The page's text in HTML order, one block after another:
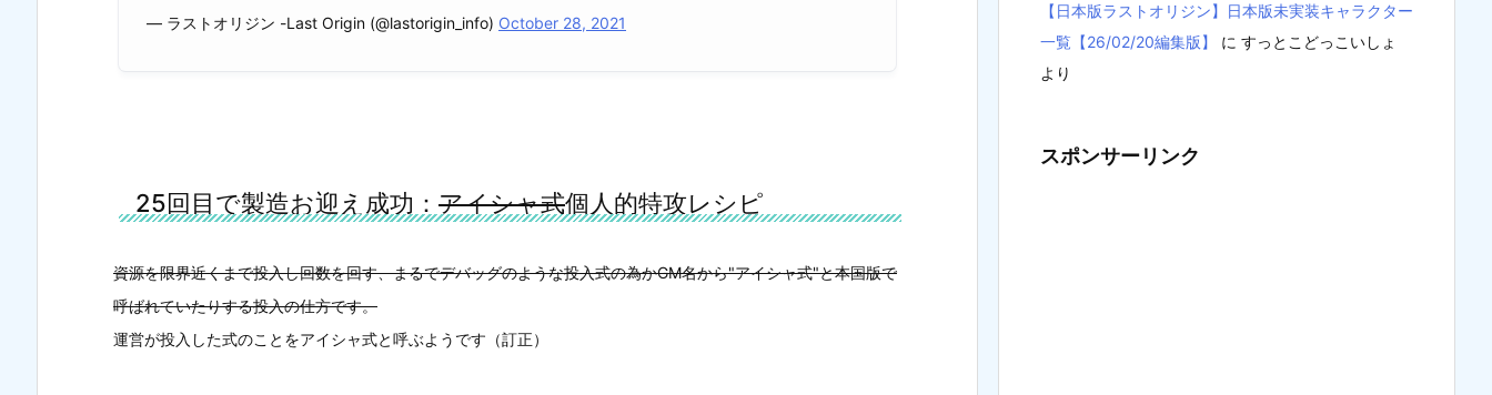
— ラストオリジン -Last Origin (@lastorigin_info) October 28, 2021
25回目で製造お迎え成功： アイシャ式個人的特攻レシピ
資源を限界近くまで投入し回数を回す、まるでデバッグのような投入式の為かGM名から"アイシャ式"と本国版で
呼ばれていたりする投入の仕方です。
運営が投入した式のことをアイシャ式と呼ぶようです（訂正）
【日本版ラストオリジン】日本版未実装キャラクター
一覧【26/02/20編集版】
に すっとこどっこいしょ
より
スポンサーリンク